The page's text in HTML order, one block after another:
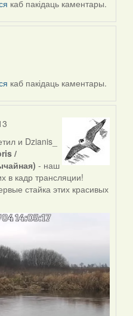
каб пакідаць каментары.
каб пакідаць каментары.
и Dzianis_
/
- наш
в кадр трансляции!
стайка этих красивых